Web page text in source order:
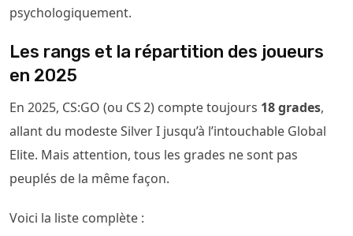
psychologiquement.
Les rangs et la répartition des joueurs
en 2025
En 2025, CS:GO (ou CS 2) compte toujours 18 grades,
allant du modeste Silver I jusqu’à l’intouchable Global
Elite. Mais attention, tous les grades ne sont pas
peuplés de la même façon.
Voici la liste complète :